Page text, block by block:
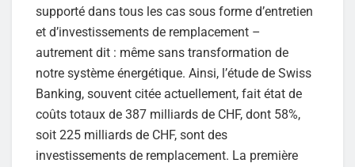
supporté dans tous les cas sous forme d’entretien
et d’investissements de remplacement –
autrement dit : même sans transformation de
notre système énergétique. Ainsi, l’étude de Swiss
Banking, souvent citée actuellement, fait état de
coûts totaux de 387 milliards de CHF, dont 58%,
soit 225 milliards de CHF, sont des
investissements de remplacement. La première